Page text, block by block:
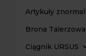
Artykuły
Brona Talerzowa
Ciągnik URSUS